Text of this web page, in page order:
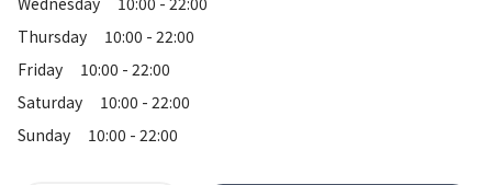
Thursday
10:00 - 22:00
Friday
10:00 - 22:00
Saturday
10:00 - 22:00
Sunday
10:00 - 22:00